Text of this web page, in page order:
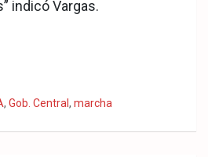
indicó Vargas.
, Gob. Central , marcha